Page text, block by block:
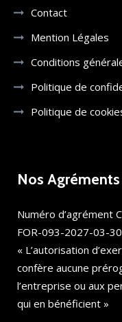
Contact
Mention Légales
Conditions
Politique de
Politique de
Nos
Numéro d’agrément
FOR-093-2027-03-
« L’autorisation
confère aucune
l’entreprise ou aux
qui en bénéficient »